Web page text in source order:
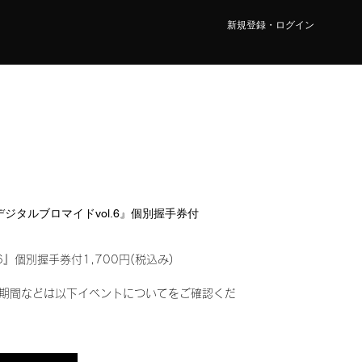
新規登録・ログイン
ジタルブロマイドvol.6』個別握手券付
』個別握手券付1,700円(税込み)
間などは以下イベントについてをご確認くだ